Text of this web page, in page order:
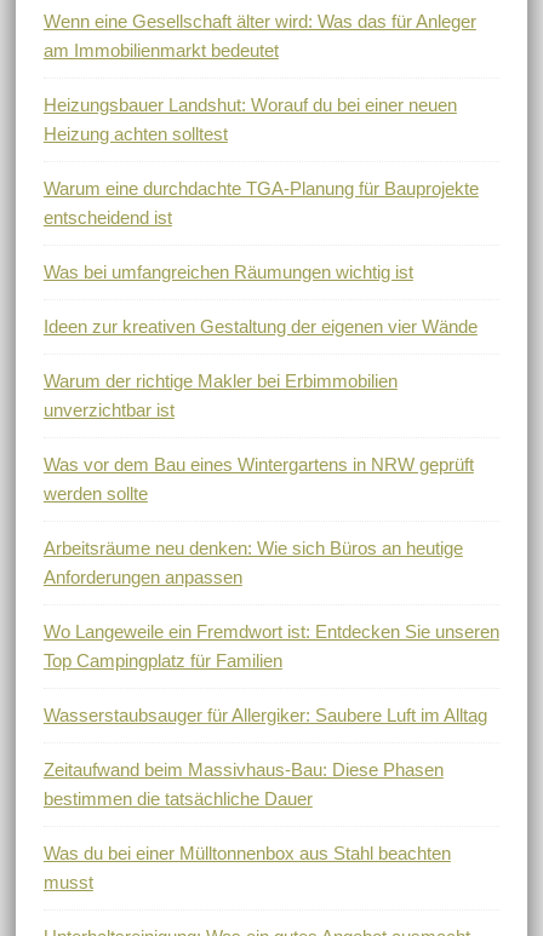
Wenn eine Gesellschaft älter wird: Was das für Anleger
am Immobilienmarkt bedeutet
Heizungsbauer Landshut: Worauf du bei einer neuen
Heizung achten solltest
Warum eine durchdachte TGA-Planung für Bauprojekte
entscheidend ist
Was bei umfangreichen Räumungen wichtig ist
Ideen zur kreativen Gestaltung der eigenen vier Wände
Warum der richtige Makler bei Erbimmobilien
unverzichtbar ist
Was vor dem Bau eines Wintergartens in NRW geprüft
werden sollte
Arbeitsräume neu denken: Wie sich Büros an heutige
Anforderungen anpassen
Wo Langeweile ein Fremdwort ist: Entdecken Sie unseren
Top Campingplatz für Familien
Wasserstaubsauger für Allergiker: Saubere Luft im Alltag
Zeitaufwand beim Massivhaus-Bau: Diese Phasen
bestimmen die tatsächliche Dauer
Was du bei einer Mülltonnenbox aus Stahl beachten
musst